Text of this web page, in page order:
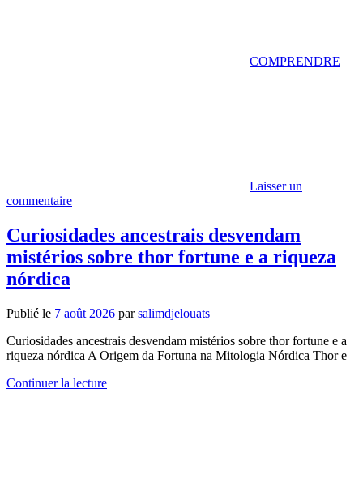
COMPRENDRE
Laisser un
commentaire
Curiosidades ancestrais desvendam
mistérios sobre thor fortune e a riqueza
nórdica
Publié le 7 août 2026 parsalimdjelouats
Curiosidades ancestrais desvendam mistérios sobre thor fortune e a
riqueza nórdica A Origem da Fortuna na Mitologia Nórdica Thor e
Continuer la lecture